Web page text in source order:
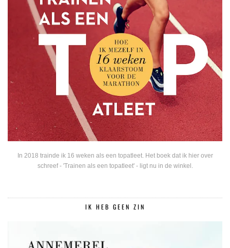
In 2018 trainde ik 16 weken als een topatleet. Het boek dat ik hier over
schreef - 'Trainen als een topatleet' - ligt nu in de winkel.
IK HEB GEEN ZIN